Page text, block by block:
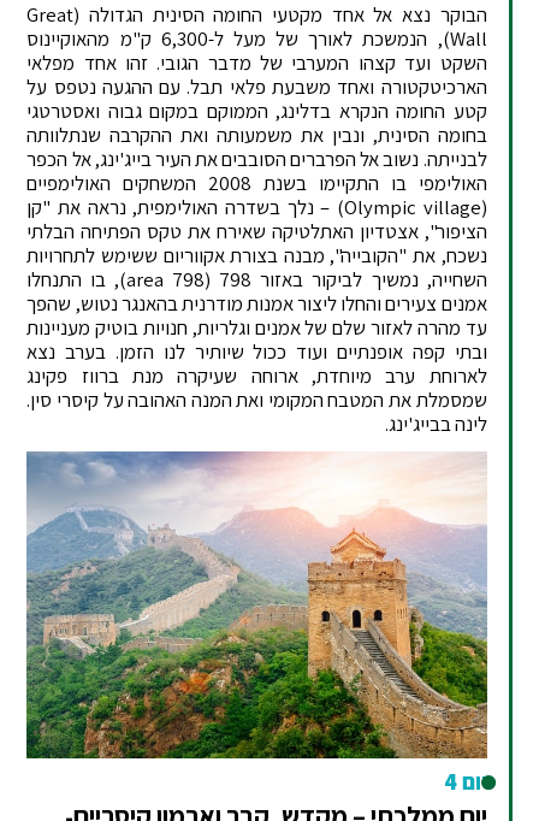
הבוקר נצא אל אחד מקטעי החומה הסינית הגדולה (Great
Wall), הנמשכת לאורך של מעל ל-6,300 ק"מ מהאוקיינוס
השקט ועד קצהו המערבי של מדבר הגובי. זהו אחד מפלאי
הארכיטקטורה ואחד משבעת פלאי תבל. עם ההגעה נטפס על
קטע החומה הנקרא בדלינג, הממוקם במקום גבוה ואסטרטגי
בחומה הסינית, ונבין את משמעותה ואת ההקרבה שנתלוותה
לבנייתה. נשוב אל הפרברים הסובבים את העיר בייג'ינג, אל הכפר
האולימפי בו התקיימו בשנת 2008 המשחקים האולימפיים
(Olympic village) – נלך בשדרה האולימפית, נראה את "קן
הציפור", אצטדיון האתלטיקה שאירח את טקס הפתיחה הבלתי
נשכח, את "הקובייה", מבנה בצורת אקווריום ששימש לתחרויות
השחייה, נמשיך לביקור באזור 798 (798 area), בו התנחלו
אמנים צעירים והחלו ליצור אמנות מודרנית בהאנגר נטוש, שהפך
עד מהרה לאזור שלם של אמנים וגלריות, חנויות בוטיק מעניינות
ובתי קפה אופנתיים ועוד ככול שיותיר לנו הזמן. בערב נצא
לארוחת ערב מיוחדת, ארוחה שעיקרה מנת ברווז פקינג
שמסמלת את המטבח המקומי ואת המנה האהובה על קיסרי סין.
לינה בבייג'ינג.
יום 4